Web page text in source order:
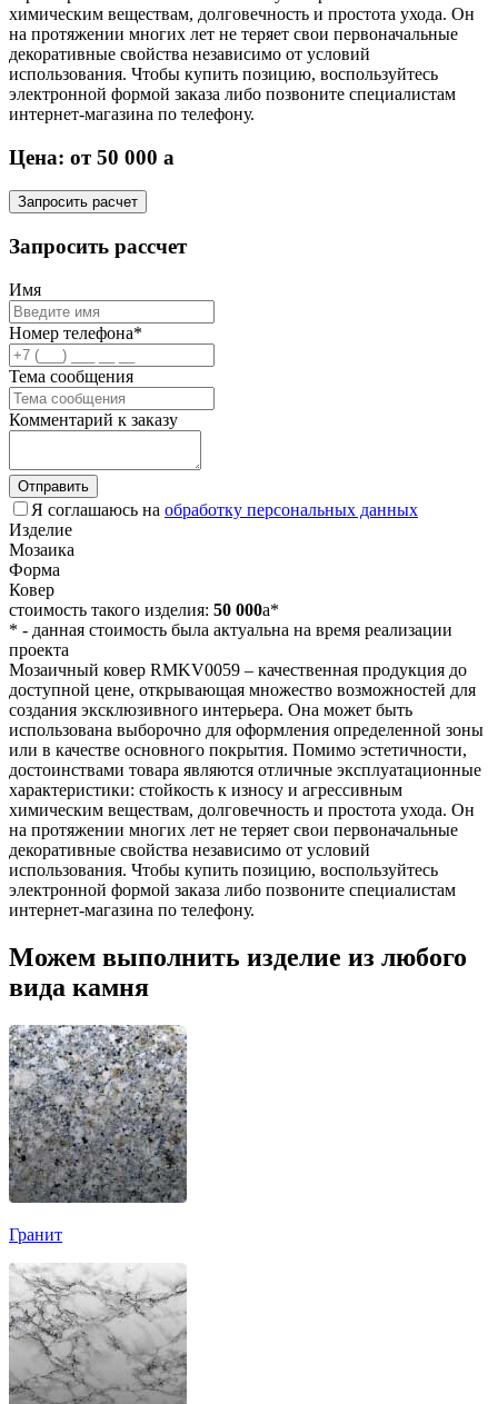
химическим веществам, долговечность и простота ухода. Он
на протяжении многих лет не теряет свои первоначальные
декоративные свойства независимо от условий
использования. Чтобы купить позицию, воспользуйтесь
электронной формой заказа либо позвоните специалистам
интернет-магазина по телефону.
Цена: от 50 000 a
Запросить расчет
Запросить рассчет
Имя
Номер телефона*
Тема сообщения
Комментарий к заказу
Отправить
Я соглашаюсь на обработку персональных данных
Изделие
Мозаика
Форма
Ковер
стоимость такого изделия: 50 000a*
* - данная стоимость была актуальна на время реализации
проекта
Мозаичный ковер RMKV0059 – качественная продукция до
доступной цене, открывающая множество возможностей для
создания эксклюзивного интерьера. Она может быть
использована выборочно для оформления определенной зоны
или в качестве основного покрытия. Помимо эстетичности,
достоинствами товара являются отличные эксплуатационные
характеристики: стойкость к износу и агрессивным
химическим веществам, долговечность и простота ухода. Он
на протяжении многих лет не теряет свои первоначальные
декоративные свойства независимо от условий
использования. Чтобы купить позицию, воспользуйтесь
электронной формой заказа либо позвоните специалистам
интернет-магазина по телефону.
Можем выполнить изделие из любого
вида камня
Гранит